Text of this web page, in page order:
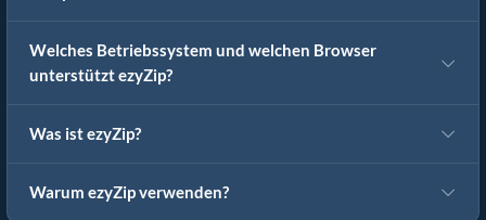
Welches Betriebssystem und welchen Browser
unterstützt ezyZip?
Was ist ezyZip?
Warum ezyZip verwenden?